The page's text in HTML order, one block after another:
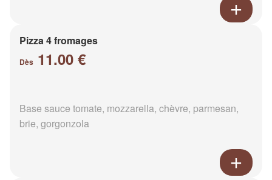
Pizza 4 fromages
Dès 11.00 €
Base sauce tomate, mozzarella, chèvre, parmesan,
brie, gorgonzola